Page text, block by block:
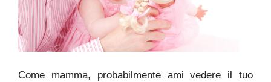
Come mamma, probabilmente ami vedere il tuo